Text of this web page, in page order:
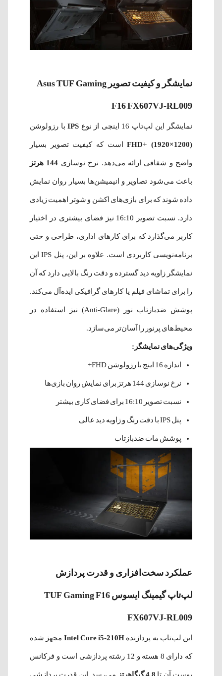
نمایشگر و کیفیت تصویر Asus TUF Gaming
F16 FX607VJ-RL009
نمایشگر این لپ‌تاپ 16 اینچی از نوع IPSبا رزولوشن
FHD+ (1920×1200)است که کیفیت تصویر بسیار
واضح و شفافی ارائه می‌دهد. نرخ نوسازی 144 هرتز
باعث می‌شود تصاویر و انیمیشن‌ها بسیار روان نمایش
داده شوند که برای بازی‌های اکشن و شوتر اهمیت زیادی
دارد. نسبت تصویر 16:10 نیز فضای بیشتری در اختیار
کاربر می‌گذارد که برای کارهای اداری، طراحی و حتی
برنامه‌نویسی کاربردی است. علاوه بر این، پنل IPS این
نمایشگر زاویه دید گسترده و دقت رنگ بالایی دارد که آن
را برای تماشای فیلم یا کارهای گرافیکی ایده‌آل می‌کند.
پوشش ضدبازتاب نور (Anti-Glare) نیز استفاده در
محیط‌های پرنور را آسان‌تر می‌سازد.
ویژگی‌های نمایشگر:
اندازه 16 اینچ با رزولوشن FHD+
نرخ نوسازی 144 هرتز برای نمایش روان بازی‌ها
نسبت تصویر 16:10 برای فضای کاری بیشتر
پنل IPS با دقت رنگ و زاویه دید عالی
پوشش مات ضدبازتاب
عملکرد سخت‌افزاری و قدرت پردازش
لپ‌تاپ گیمینگ ایسوس TUF Gaming F16
FX607VJ-RL009
این لپ‌تاپ به پردازنده Intel Core i5-210H مجهز شده
که دارای 8 هسته و 12 رشته پردازشی است و فرکانس